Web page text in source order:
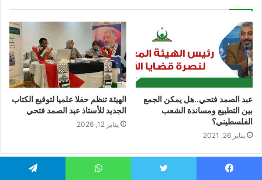
عبد الصمد فتحي..هل يمكن الجمع
بين التطبيع ومساندة الشعب
الفلسطيني؟
يناير 26, 2021
الهيئة تنظم حفلا علميا لتوقيع الكتاب
الجديد للأستاذ عبد الصمد فتحي
يناير 12, 2026